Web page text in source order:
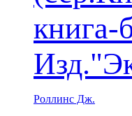
Роллинс Дж.